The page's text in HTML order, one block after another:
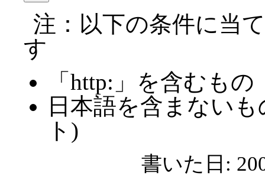
注：以下の条件に当
す
「http:」を含むもの
日本語を含まない
ト)
書いた日: